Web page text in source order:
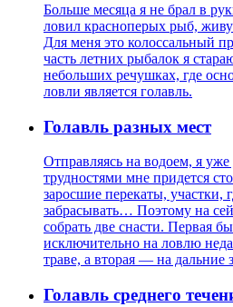
Больше месяца я не брал в
ловил красноперых рыб,
Для меня это колоссальный
часть летних рыбалок я
небольших речушках, где
ловли является голавль.
Голавль разных мест
Отправляясь на водоем, я
трудностями мне придется
заросшие перекаты, участки,
забрасывать… Поэтому на
собрать две снасти. Первая
исключительно на ловлю
траве, а вторая — на дальние
Голавль среднего